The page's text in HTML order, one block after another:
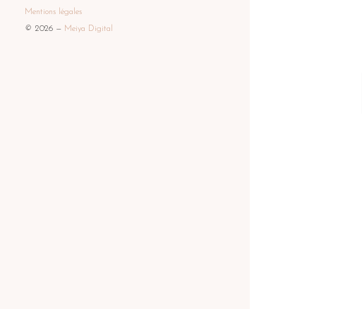
Mentions légales
© 2026 — Meiya Digital